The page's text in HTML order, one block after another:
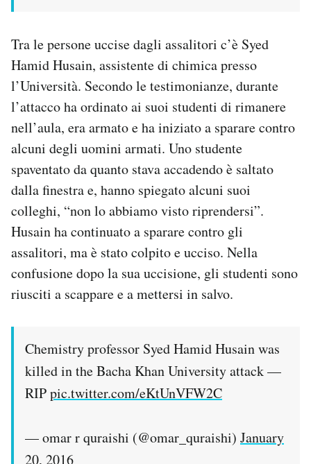
Tra le persone uccise dagli assalitori c’è Syed
Hamid Husain, assistente di chimica presso
l’Università. Secondo le testimonianze, durante
l’attacco ha ordinato ai suoi studenti di rimanere
nell’aula, era armato e ha iniziato a sparare contro
alcuni degli uomini armati. Uno studente
spaventato da quanto stava accadendo è saltato
dalla finestra e, hanno spiegato alcuni suoi
colleghi, “non lo abbiamo visto riprendersi”.
Husain ha continuato a sparare contro gli
assalitori, ma è stato colpito e ucciso. Nella
confusione dopo la sua uccisione, gli studenti sono
riusciti a scappare e a mettersi in salvo.
Chemistry professor Syed Hamid Husain was
killed in the Bacha Khan University attack —
RIPpic.twitter.com/eKtUnVFW2C
— omar r quraishi (@omar_quraishi) January
20, 2016